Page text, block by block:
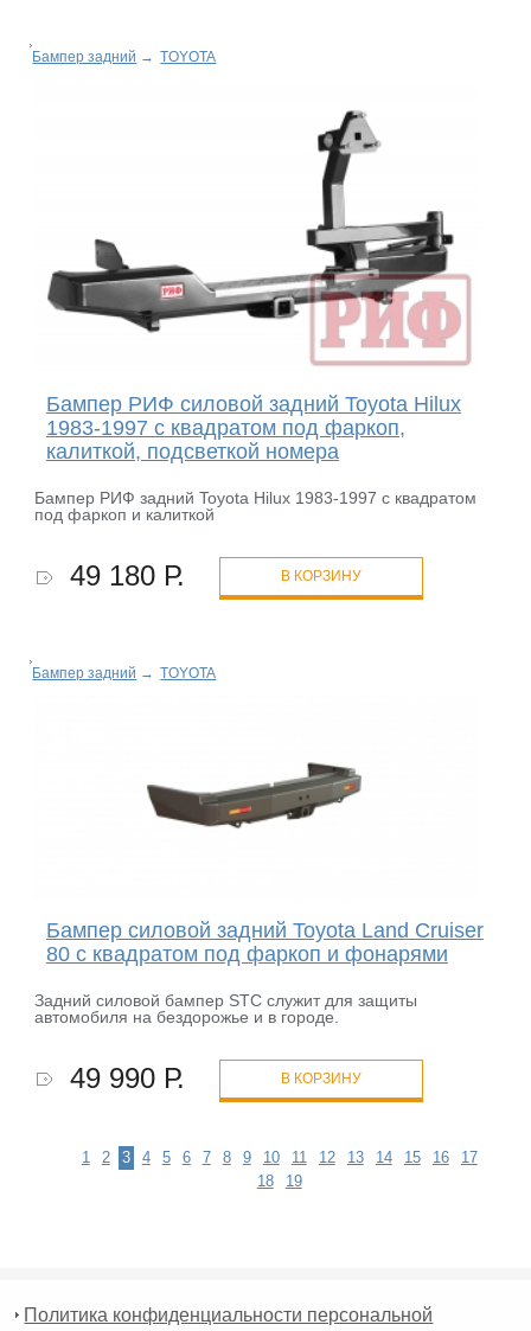
Бампер задний → TOYOTA
Бампер РИФ силовой задний Toyota Hilux
1983-1997 с квадратом под фаркоп,
калиткой, подсветкой номера
Бампер РИФ задний Toyota Hilux 1983-1997 с квадратом
под фаркоп и калиткой
49 180 Р. В КОРЗИНУ
Бампер задний → TOYOTA
Бампер силовой задний Toyota Land Cruiser
80 с квадратом под фаркоп и фонарями
Задний силовой бампер STC служит для защиты
автомобиля на бездорожье и в городе.
49 990 Р. В КОРЗИНУ
1 2 3 4 5 6 7 8 9 10 11 12 13 14 15 16
17
18
19
Политика конфиденциальности персональной